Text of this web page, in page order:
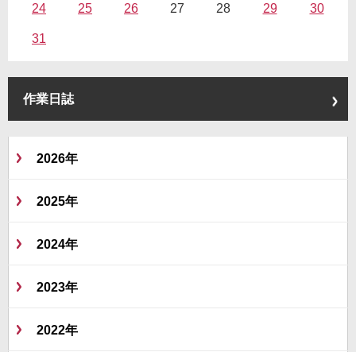
24 25 26 27 28 29 30
31
作業日誌
2026年
2025年
2024年
2023年
2022年